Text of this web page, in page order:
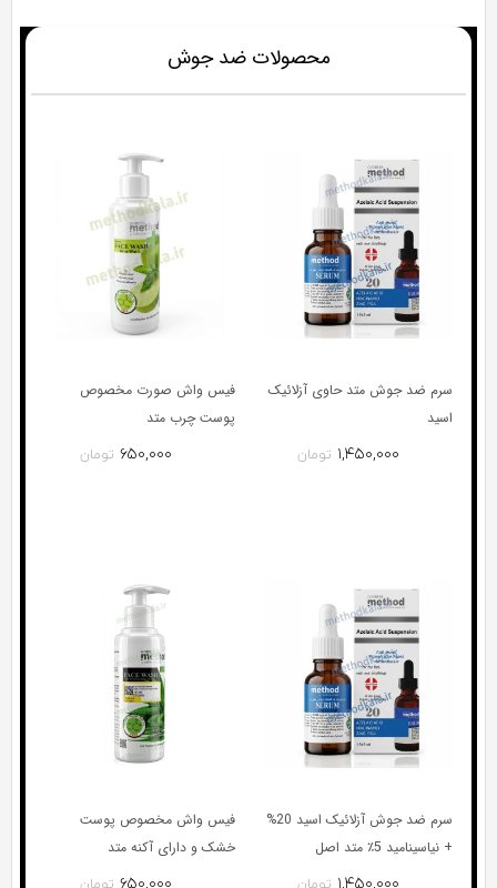
محصولات ضد جوش
سرم ضد جوش متد حاوی آزلائیک
اسید
۱,۴۵۰,۰۰۰ تومان
فیس واش صورت مخصوص
پوست چرب متد
۶۵۰,۰۰۰ تومان
سرم ضد جوش آزلائیک اسید 20%
+ نیاسینامید 5٪ متد اصل
فیس واش مخصوص پوست
خشک و دارای آکنه متد